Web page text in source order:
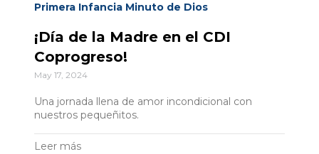
Primera Infancia Minuto de Dios
¡Día de la Madre en el CDI
Coprogreso!
May 17, 2024
Una jornada llena de amor incondicional con
nuestros pequeñitos.
Leer más